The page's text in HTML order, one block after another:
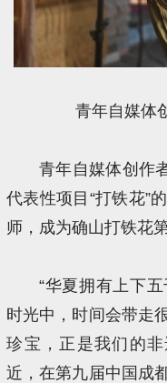
青年自媒体
青年自媒体创作
代表性项目“打铁花”
师，成为确山打铁花
“华夏拥有上下
时光中，时间会带走
珍宝，正是我们的
近，在第九届中国成